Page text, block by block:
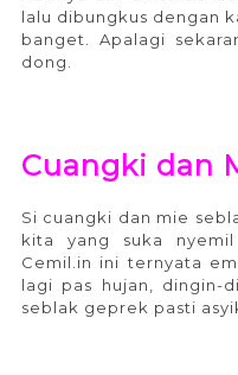
lalu dibungkus dengan
banget. Apalagi
dong.
Cuangki dan
Si cuangki dan mie
kita yang suka
Cemil.in ini ternyata
lagi pas hujan, dingin-
seblak geprek pasti